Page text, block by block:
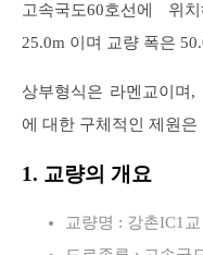
고속국도60호선에 위
25.0m 이며 교량 폭은
상부형식은 라멘교이며
에 대한 구체적인 제원은
1. 교량의 개요
교량명 : 강촌IC1교